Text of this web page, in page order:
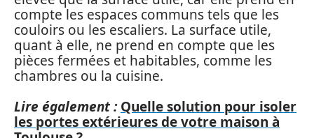
compte les espaces communs tels que les
couloirs ou les escaliers. La surface utile,
quant à elle, ne prend en compte que les
pièces fermées et habitables, comme les
chambres ou la cuisine.
Lire également : Quelle solution pour isoler
les portes extérieures de votre maison à